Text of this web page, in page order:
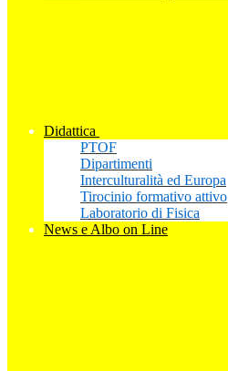
Didattica
PTOF
Dipartimenti
Interculturalità ed Europa
Tirocinio formativo attivo
Laboratorio di Fisica
News e Albo on Line